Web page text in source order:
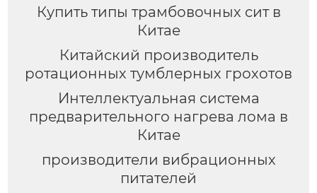
Купить типы трамбовочных сит в
Китае
Китайский производитель
ротационных тумблерных грохотов
Интеллектуальная система
предварительного нагрева лома в
Китае
производители вибрационных
питателей